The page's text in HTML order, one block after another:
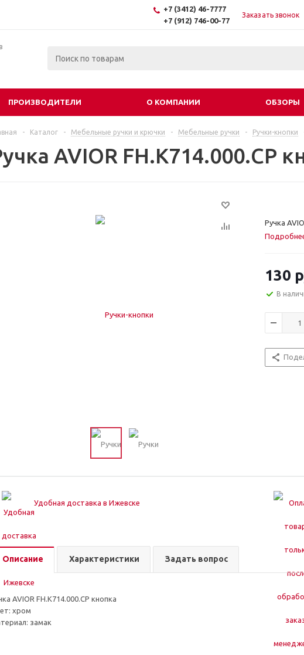
+7 (3412) 46-7777
+7 (912) 746-00-77
Заказать звонок
ПРОИЗВОДИТЕЛИ О КОМПАНИИ ОБЗОРЫ
- Каталог - Мебельные ручки и крючки - Мебельные ручки - Ручки-кнопки
AVIOR FH.К714.000.СР
Ручка
130
В
Удобная доставка в Ижевске
Описание Характеристики Задать вопрос
AVIOR FH.К714.000.СР кнопка
хром
замак